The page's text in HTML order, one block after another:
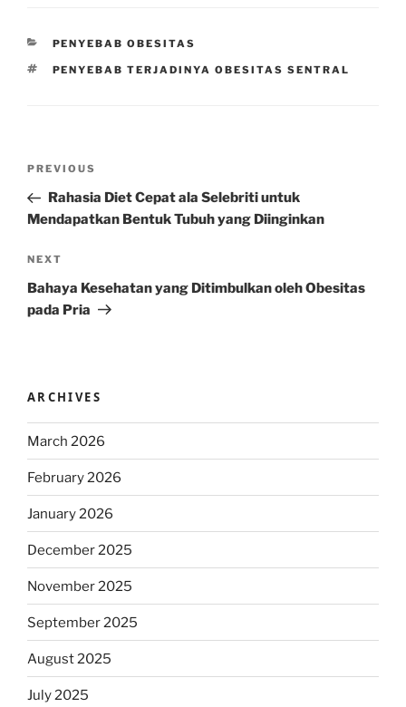
CATEGORIES
PENYEBAB OBESITAS
TAGS
PENYEBAB TERJADINYA OBESITAS SENTRAL
Previous
Post
PREVIOUS
Rahasia Diet Cepat ala Selebriti untuk
Mendapatkan Bentuk Tubuh yang Diinginkan
Next
Post
NEXT
Bahaya Kesehatan yang Ditimbulkan oleh Obesitas
pada Pria
ARCHIVES
March 2026
February 2026
January 2026
December 2025
November 2025
September 2025
August 2025
July 2025